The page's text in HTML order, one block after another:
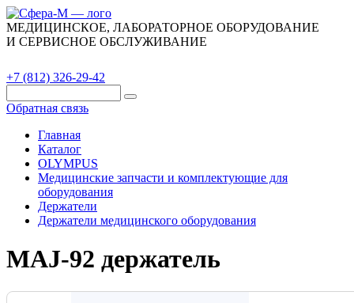
МЕДИЦИНСКОЕ, ЛАБОРАТОРНОЕ ОБОРУДОВАНИЕ
И СЕРВИСНОЕ ОБСЛУЖИВАНИЕ
+7 (812) 326-29-42
Обратная связь
Главная
Каталог
OLYMPUS
Медицинские запчасти и комплектующие для
оборудования
Держатели
Держатели медицинского оборудования
MAJ-92 держатель